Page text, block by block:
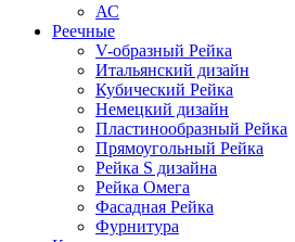
АС
Реечные
V-образный Рейка
Итальянский дизайн
Кубический Рейка
Немецкий дизайн
Пластинообразный Рейка
Прямоугольный Рейка
Рейка S дизайна
Рейка Омега
Фасадная Рейка
Фурнитура